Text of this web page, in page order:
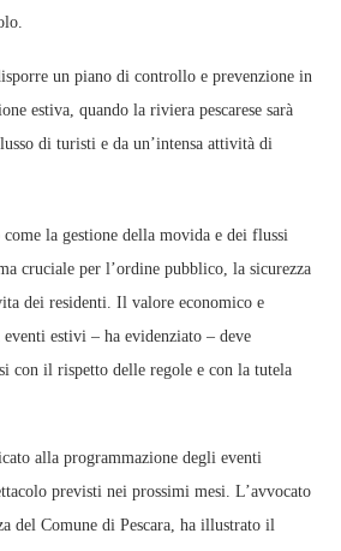
un piano di controllo e prevenzione in
estiva, quando la riviera pescarese sarà
di turisti e da un’intensa attività di
la gestione della movida e dei flussi
cruciale per l’ordine pubblico, la sicurezza
dei residenti. Il valore economico e
estivi – ha evidenziato – deve
con il rispetto delle regole e con la tutela
alla programmazione degli eventi
previsti nei prossimi mesi. L’avvocato
del Comune di Pescara, ha illustrato il